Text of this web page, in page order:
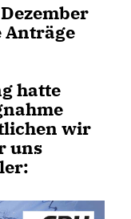
Anträge
hatte
wir
uns